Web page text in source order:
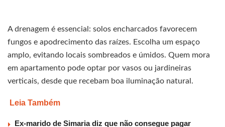
A drenagem é essencial: solos encharcados favorecem
fungos e apodrecimento das raízes. Escolha um espaço
amplo, evitando locais sombreados e úmidos. Quem mora
em apartamento pode optar por vasos ou jardineiras
verticais, desde que recebam boa iluminação natural.
Leia Também
Ex-marido de Simaria diz que não consegue pagar